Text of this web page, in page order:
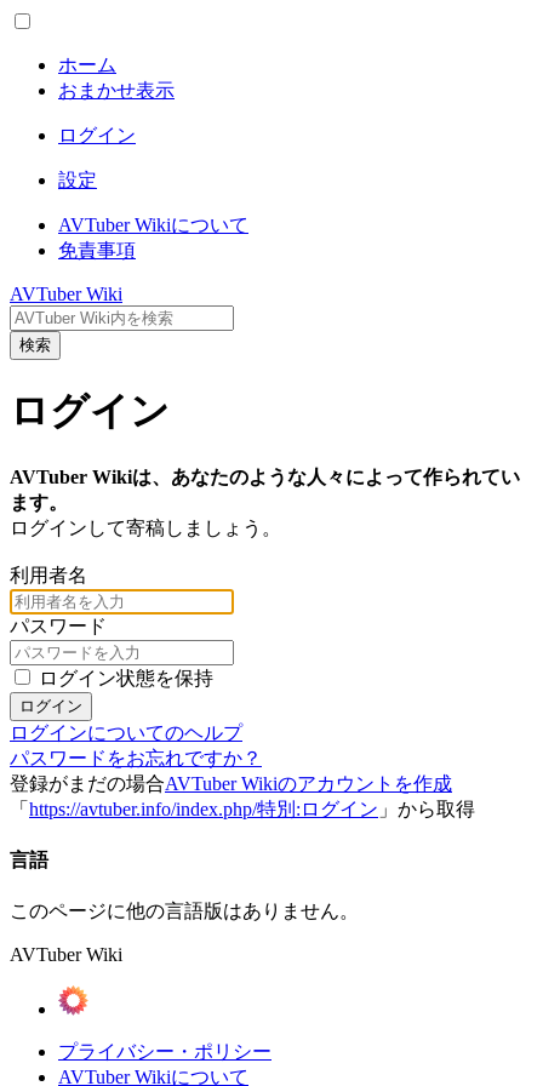
ホーム
おまかせ表示
ログイン
設定
AVTuber Wikiについて
免責事項
AVTuber Wiki
検索
ログイン
AVTuber Wikiは、あなたのような人々によって作られてい
ます。
ログインして寄稿しましょう。
利用者名
パスワード
ログイン状態を保持
ログイン
ログインについてのヘルプ
パスワードをお忘れですか？
登録がまだの場合AVTuber Wikiのアカウントを作成
「 https://avtuber.info/index.php/特別:ログイン 」から取得
言語
このページに他の言語版はありません。
AVTuber Wiki
プライバシー・ポリシー
AVTuber Wikiについて